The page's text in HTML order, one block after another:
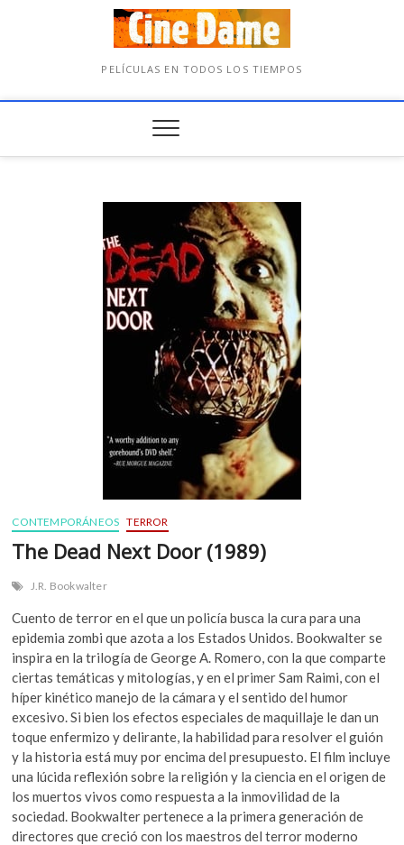
PELÍCULAS EN TODOS LOS TIEMPOS
CONTEMPORÁNEOS TERROR
The Dead Next Door (1989)
J.R. Bookwalter
Cuento de terror en el que un policía busca la cura para una
epidemia zombi que azota a los Estados Unidos. Bookwalter se
inspira en la trilogía de George A. Romero, con la que comparte
ciertas temáticas y mitologías, y en el primer Sam Raimi, con el
híper kinético manejo de la cámara y el sentido del humor
excesivo. Si bien los efectos especiales de maquillaje le dan un
toque enfermizo y delirante, la habilidad para resolver el guión
y la historia está muy por encima del presupuesto. El film incluye
una lúcida reflexión sobre la religión y la ciencia en el origen de
los muertos vivos como respuesta a la inmovilidad de la
sociedad. Bookwalter pertenece a la primera generación de
directores que creció con los maestros del terror moderno